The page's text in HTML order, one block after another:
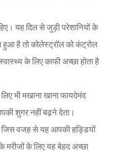
यह दिल से जुड़ी परेशानियों के
है तो कोलेस्ट्रॉल को कंट्रोल
के लिए काफी अच्छा होता है
भी मखाना खाना फायदेमंद
शुगर नहीं बढ़ने देता।
जिस वजह से यह आपकी हड्डियों
मरीजों के लिए यह बेहद अच्छा